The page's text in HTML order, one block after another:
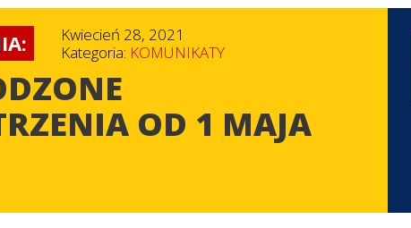
Kwiecień 28, 2021
Kategoria: KOMUNIKATY
OD 1 MAJA